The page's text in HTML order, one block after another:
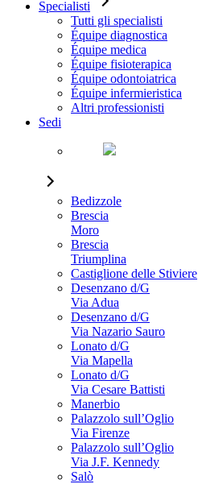
Specialisti
Tutti gli specialisti
Équipe diagnostica
Équipe medica
Équipe fisioterapica
Équipe odontoiatrica
Équipe infermieristica
Altri professionisti
Sedi
Bedizzole
Brescia
Moro
Brescia
Triumplina
Castiglione delle Stiviere
Desenzano d/G
Via Adua
Desenzano d/G
Via Nazario Sauro
Lonato d/G
Via Mapella
Lonato d/G
Via Cesare Battisti
Manerbio
Palazzolo sull’Oglio
Via Firenze
Palazzolo sull’Oglio
Via J.F. Kennedy
Salò